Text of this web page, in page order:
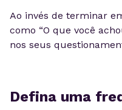
Ao invés de terminar
como “O que você
nos seus
Defina uma